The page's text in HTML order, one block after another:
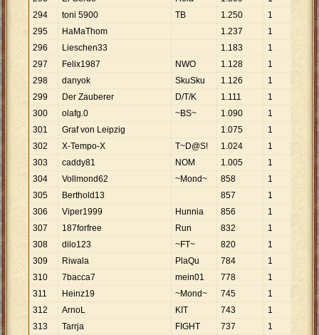
294
toni 5900 TB 1.250 1
295
HaMaThom 1.237 1
296
Lieschen33 1.183 1 1
297
Felix1987 NWO 1.128 1 1
298
danyok SkuSku 1.126 1
299
Der Zauberer D/T/K 1.111 1 1
300
olafg.0 ~BS~ 1.090 1
301
Graf von Leipzig 1.075 1
302
X-Tempo-X T~D@S! 1.024 1
303
caddy81 NOM 1.005 1 1
304
Vollmond62 ~Mond~ 858 1
858
305
Berthold13 857 1
857
306
Viper1999 Hunnia 856 1
856
307
187forfree Run 832 1
832
308
dilo123 ~FT~ 820 1
309
Riwala PlaQu 784 1
784
310
7bacca7 mein01 778 1
778
311
Heinz19 ~Mond~ 745 1
312
ArnoL KIT 743 1
743
313
Tarrja FIGHT 737 1